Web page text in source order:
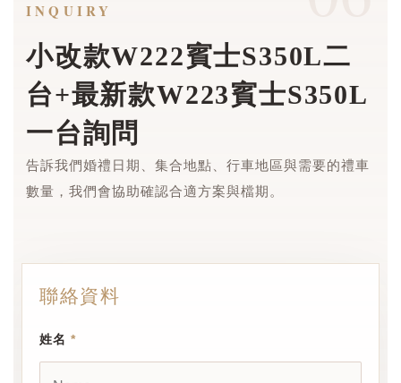
INQUIRY
小改款W222賓士S350L二
台+最新款W223賓士S350L
一台詢問
告訴我們婚禮日期、集合地點、行車地區與需要的禮車
數量，我們會協助確認合適方案與檔期。
聯絡資料
姓名 *